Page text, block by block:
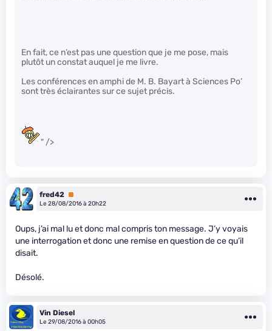
En fait, ce n’est pas une question que je me pose, mais
plutôt un constat auquel je me livre.
Les conférences en amphi de M. B. Bayart à Sciences Po’
sont très éclairantes sur ce sujet précis.
" />
fred42 Premium
Le 28/08/2016 à 20h22
Oups, j’ai mal lu et donc mal compris ton message. J’y voyais
une interrogation et donc une remise en question de ce qu’il
disait.
Désolé.
Vin Diesel
Le 29/08/2016 à 00h05